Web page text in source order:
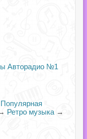
Авторадио №1
Популярная
Ретро музыка →